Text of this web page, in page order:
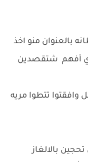
بالعنوان منو اخذ
أفهم شتقصدين
وافقتوا تتطوا مريه
بالالغاز